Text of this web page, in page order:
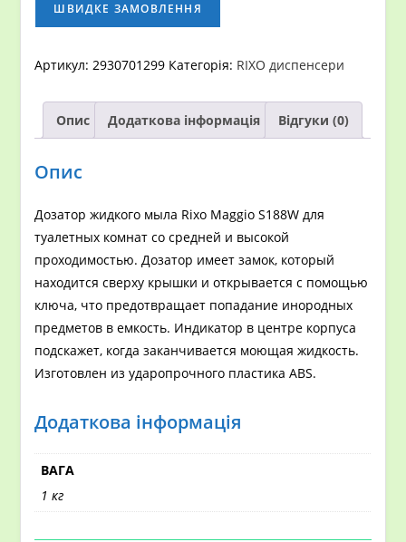
мыла
Rixo
S188W
кількість
ШВИДКЕ ЗАМОВЛЕННЯ
Артикул:2930701299 Категорія: RIXO диспенсери
Опис Додаткова інформація Відгуки (0)
Опис
Дозатор жидкого мыла Rixo Maggio S188W для
туалетных комнат со средней и высокой
проходимостью. Дозатор имеет замок, который
находится сверху крышки и открывается с помощью
ключа, что предотвращает попадание инородных
предметов в емкость. Индикатор в центре корпуса
подскажет, когда заканчивается моющая жидкость.
Изготовлен из ударопрочного пластика АВS.
Додаткова інформація
ВАГА
1 кг